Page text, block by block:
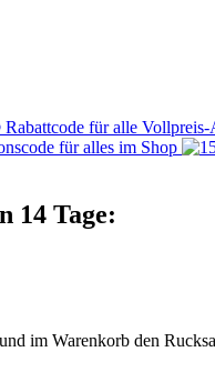
14 Tage:
im Warenkorb den